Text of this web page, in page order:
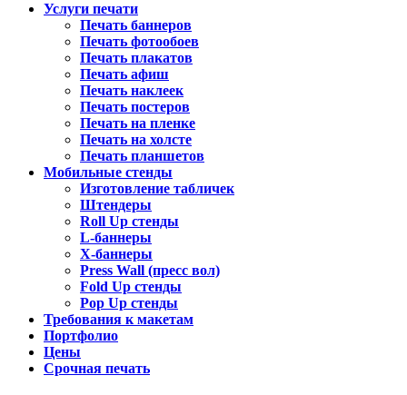
Услуги печати
Печать баннеров
Печать фотообоев
Печать плакатов
Печать афиш
Печать наклеек
Печать постеров
Печать на пленке
Печать на холсте
Печать планшетов
Мобильные стенды
Изготовление табличек
Штендеры
Roll Up стенды
L-баннеры
X-баннеры
Press Wall (пресс вол)
Fold Up стенды
Pop Up стенды
Требования к макетам
Портфолио
Цены
Срочная печать